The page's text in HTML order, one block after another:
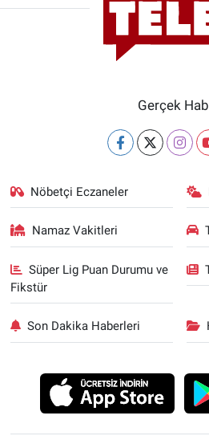
Gerçek
Nöbetçi Eczaneler
Namaz Vakitleri
Süper Lig Puan Durumu ve
Fikstür
Son Dakika Haberleri